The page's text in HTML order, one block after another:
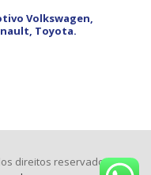
Volkswagen,
Toyota.
direitos reservados